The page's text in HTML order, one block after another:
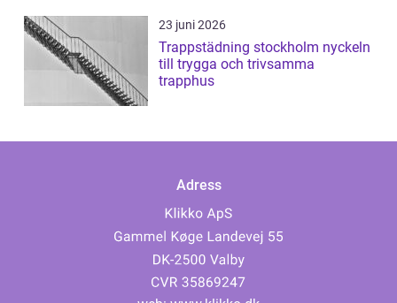
23 juni 2026
Trappstädning stockholm nyckeln
till trygga och trivsamma
trapphus
Adress